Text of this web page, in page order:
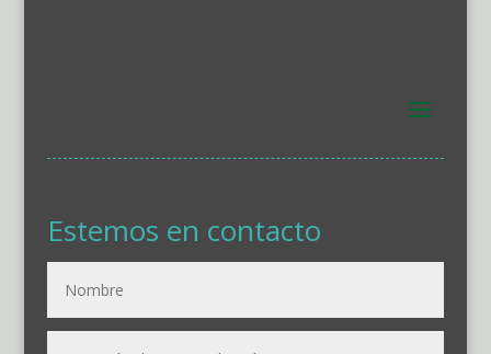
Estemos en contacto